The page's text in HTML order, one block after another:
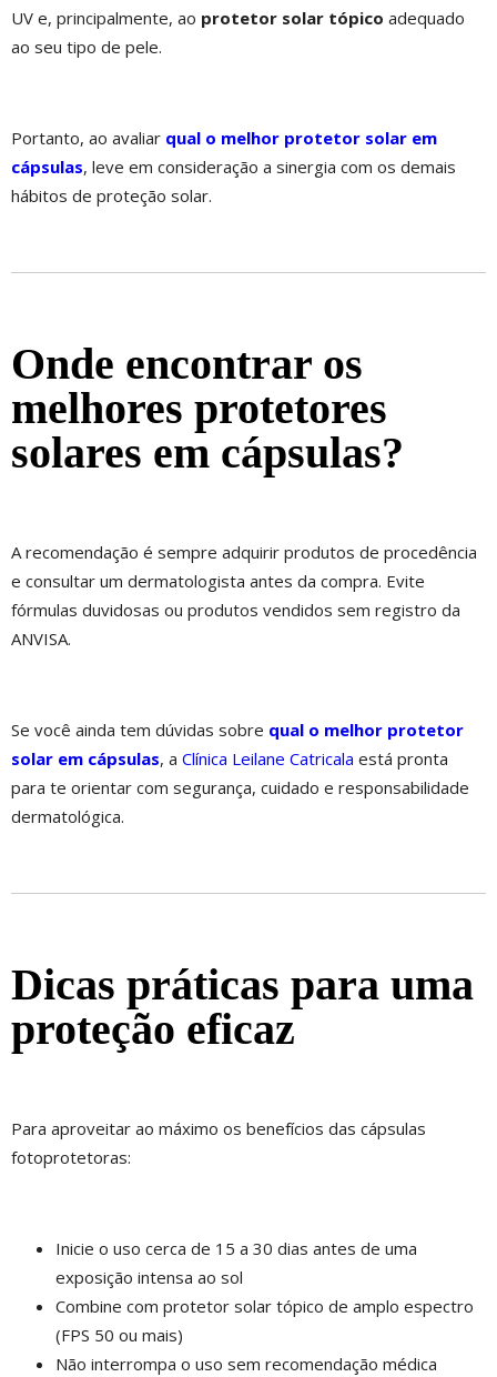
UV e, principalmente, ao protetor solar tópico adequado
ao seu tipo de pele.
Portanto, ao avaliar qual o melhor protetor solar em
cápsulas, leve em consideração a sinergia com os demais
hábitos de proteção solar.
Onde encontrar os
melhores protetores
solares em cápsulas?
A recomendação é sempre adquirir produtos de procedência
e consultar um dermatologista antes da compra. Evite
fórmulas duvidosas ou produtos vendidos sem registro da
ANVISA.
Se você ainda tem dúvidas sobre qual o melhor protetor
solar em cápsulas, a Clínica Leilane Catricala está pronta
para te orientar com segurança, cuidado e responsabilidade
dermatológica.
Dicas práticas para uma
proteção eficaz
Para aproveitar ao máximo os benefícios das cápsulas
fotoprotetoras:
Inicie o uso cerca de 15 a 30 dias antes de uma
exposição intensa ao sol
Combine com protetor solar tópico de amplo espectro
(FPS 50 ou mais)
Não interrompa o uso sem recomendação médica